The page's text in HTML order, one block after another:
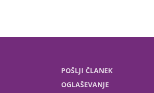
POŠLJI ČLANEK
OGLAŠEVANJE